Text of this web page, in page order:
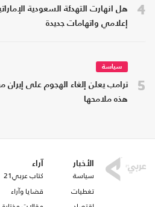
4
هل انهارت التهدئة السعودية
إعلامي واتهامات جديدة
5
سياسة
ترامب يعلن إلغاء الهجوم على
هذه ملامحها
الأخبار
سياسة
تغطيات
آراء
كتاب عربي21
قضايا وآراء